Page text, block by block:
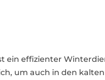
ein effizienter
um auch in den